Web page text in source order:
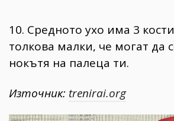
10. Средното ухо има 3
толкова малки, че могат да
нокътя на палеца ти.
Източник: trenirai.org